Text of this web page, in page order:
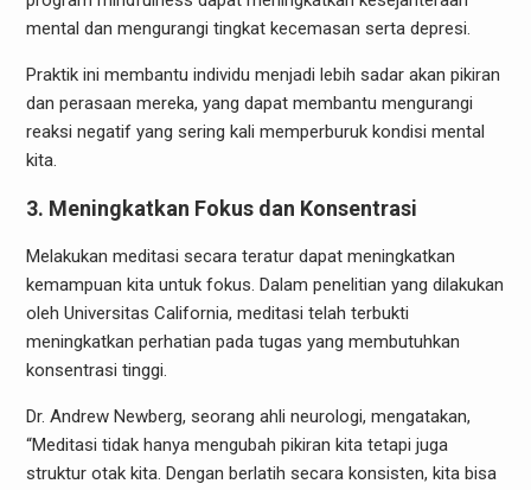
mental dan mengurangi tingkat kecemasan serta depresi.
Praktik ini membantu individu menjadi lebih sadar akan pikiran
dan perasaan mereka, yang dapat membantu mengurangi
reaksi negatif yang sering kali memperburuk kondisi mental
kita.
3. Meningkatkan Fokus dan Konsentrasi
Melakukan meditasi secara teratur dapat meningkatkan
kemampuan kita untuk fokus. Dalam penelitian yang dilakukan
oleh Universitas California, meditasi telah terbukti
meningkatkan perhatian pada tugas yang membutuhkan
konsentrasi tinggi.
Dr. Andrew Newberg, seorang ahli neurologi, mengatakan,
“Meditasi tidak hanya mengubah pikiran kita tetapi juga
struktur otak kita. Dengan berlatih secara konsisten, kita bisa